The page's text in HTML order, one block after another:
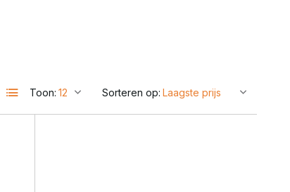
Toon: Sorteren op: